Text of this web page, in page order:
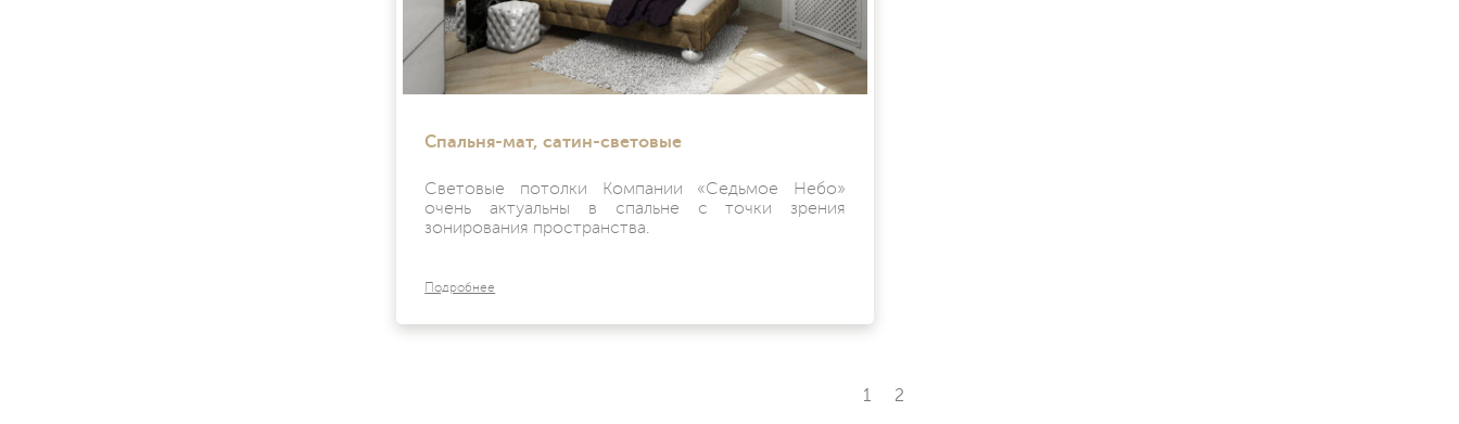
Спальня-мат, сатин-световые
Световые потолки Компании «Седьмое Небо»
очень актуальны в спальне с точки зрения
зонирования пространства.
Подробнее
1 2